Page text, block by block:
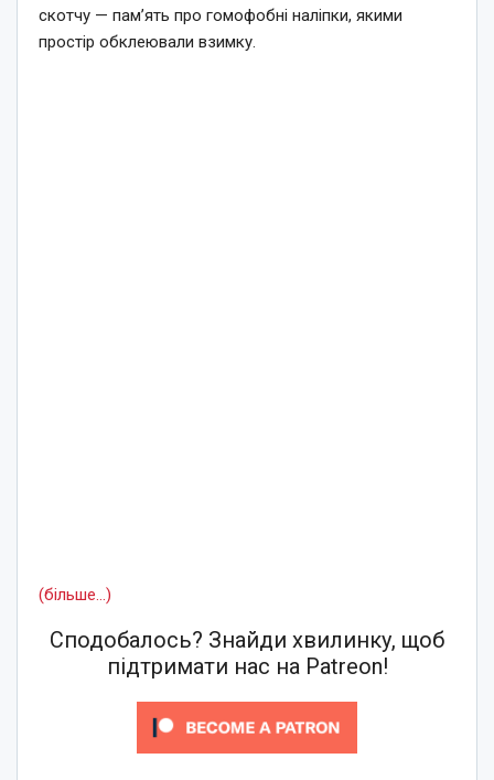
скотчу — пам’ять про гомофобні наліпки, якими
простір обклеювали взимку.
(більше…)
Сподобалось? Знайди хвилинку, щоб
підтримати нас на Patreon!